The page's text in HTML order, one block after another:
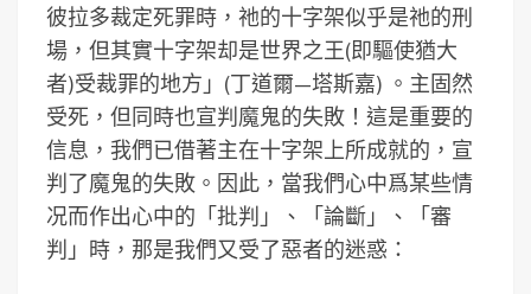
彼拉多裁定死罪時，祂的十字架似乎是祂的刑
場，但其實十字架却是世界之王(即驅使猶大
者)受裁罪的地方」(丁道爾—塔斯嘉) 。主固然
受死，但同時也宣判魔鬼的失敗！這是重要的
信息，我們已借著主在十字架上所成就的，宣
判了魔鬼的失敗。因此，當我們心中爲某些情
况而作出心中的「批判」、「論斷」、「審
判」時，那是我們又受了惡者的迷惑：